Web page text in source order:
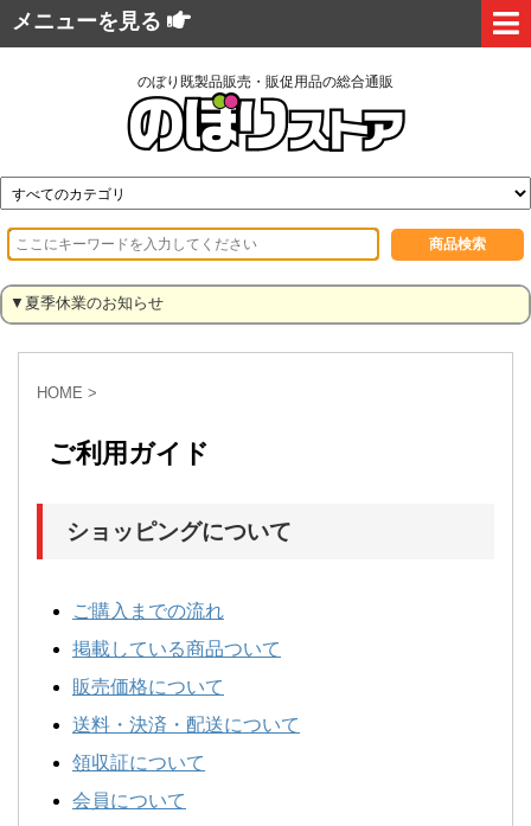
メニューを見る
のぼり既製品販売・販促用品の総合通販
▼夏季休業のお知らせ
HOME >
ご利用ガイド
ショッピングについて
ご購入までの流れ
掲載している商品ついて
販売価格について
送料・決済・配送について
領収証について
会員について